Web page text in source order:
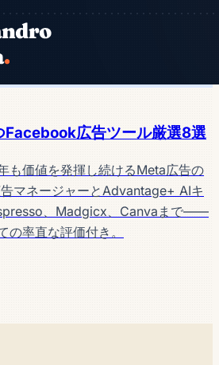
Facebook広告ツール厳選8選
も価値を発揮し続けるMeta広告の
マネージャーとAdvantage+ AIキ
、Madgicx、Canvaまで——
の率直な評価付き。